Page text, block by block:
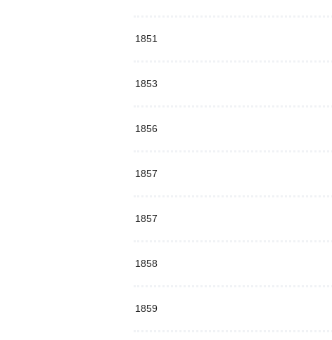
1851
1853
1856
1857
1857
1858
1859